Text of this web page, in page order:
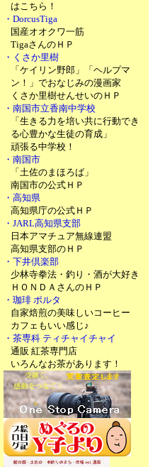
はこちら！
・DorcusTiga
国産オオクワ一筋
TigaさんのＨＰ
・くさか里樹
「ケイリン野郎」「ヘルプマ
ン！」でおなじみの漫画家
くさか里樹せんせいのＨＰ
・南国市立香南中学校
「生きる力を培い共に行動でき
る心豊かな生徒の育成」
頑張る中学校！
・南国市
「土佐のまほろば」
南国市の公式ＨＰ
・高知県
高知県庁の公式ＨＰ
・JARL高知県支部
日本アマチュア無線連盟
高知県支部のＨＰ
・下井倶楽部
少林寺拳法・釣り・酒が大好き
ＨＯＮＤＡさんのＨＰ
・珈琲 ポルタ
自家焙煎の美味しいコーヒー
カフェもいい感じ♪
・茶専科 ティチャイチャイ
通販 紅茶専門店
いろんなお茶があります！